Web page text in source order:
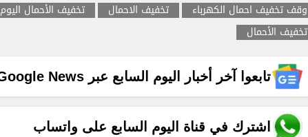
وقف تخفيف احمال الكهرباء
تخفيف الاحمال
تخفيف الأحمال اليوم
تخفيف الأحمال
تابعوا آخر أخبار اليوم السابع عبر Google News
اشترك في قناة اليوم السابع على واتساب